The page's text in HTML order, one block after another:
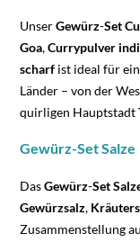
UnserGewürz-Set
Goa,Currypulver
scharf ist ideal für
Länder – von der
quirligen Hauptstadt
Gewürz-Set Salze
DasGewürz-Set
Gewürzsalz,
Zusammenstellung